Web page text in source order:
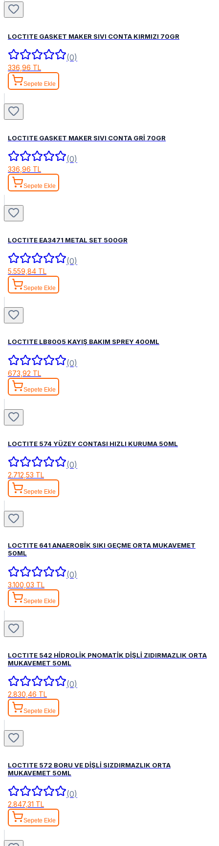
LOCTITE GASKET MAKER SIVI CONTA KIRMIZI 70GR
(0)
336,96 TL
Sepete Ekle
LOCTITE GASKET MAKER SIVI CONTA GRİ 70GR
(0)
336,96 TL
Sepete Ekle
LOCTITE EA3471 METAL SET 500GR
(0)
5.559,84 TL
Sepete Ekle
LOCTITE LB8005 KAYIŞ BAKIM SPREY 400ML
(0)
673,92 TL
Sepete Ekle
LOCTITE 574 YÜZEY CONTASI HIZLI KURUMA 50ML
(0)
2.712,53 TL
Sepete Ekle
LOCTITE 641 ANAEROBİK SIKI GEÇME ORTA MUKAVEMET
50ML
(0)
3.100,03 TL
Sepete Ekle
LOCTITE 542 HİDROLİK PNOMATİK DİŞLİ ZIDIRMAZLIK ORTA
MUKAVEMET 50ML
(0)
2.830,46 TL
Sepete Ekle
LOCTITE 572 BORU VE DİŞLİ SIZDIRMAZLIK ORTA
MUKAVEMET 50ML
(0)
2.847,31 TL
Sepete Ekle